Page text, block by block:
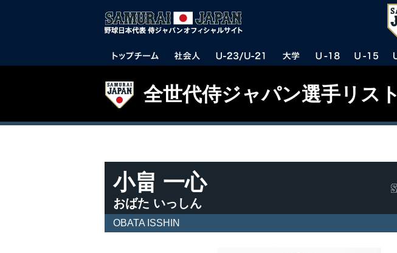
全世代侍ジャパン選手リスト
小畠 一心
おばた いっしん
OBATA ISSHIN